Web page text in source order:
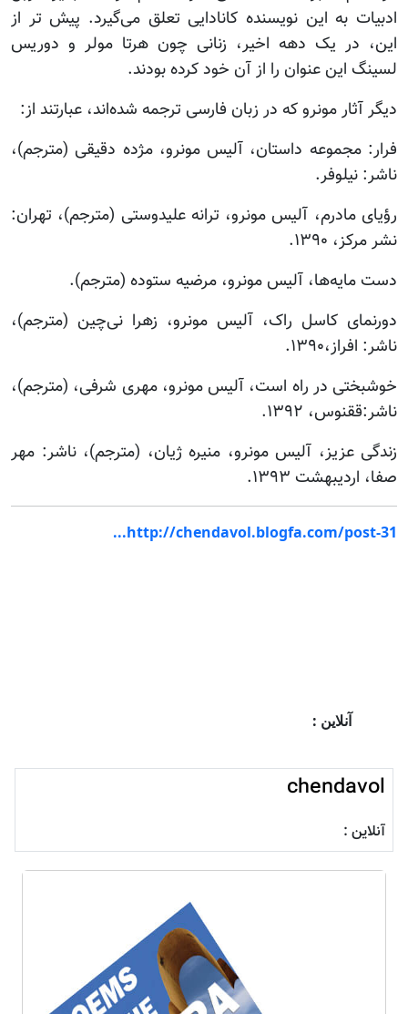
ادبیات به این نویسنده کانادایی تعلق می‌گیرد. پیش تر از
این، در یک دهه اخیر، زنانی چون هرتا مولر و دوریس
لسینگ این عنوان را از آن خود کرده بودند.
دیگر آثار مونرو که در زبان فارسی ترجمه شده‌اند، عبارتند از:
فرار: مجموعه داستان، آلیس مونرو، مژده دقیقی (مترجم)،
ناشر: نیلوفر.
رؤیای مادرم، آلیس مونرو، ترانه علیدوستی (مترجم)، تهران:
نشر مرکز، ۱۳۹۰.
دست مایه‌ها، آلیس مونرو، مرضیه ستوده (مترجم).
دورنمای کاسل راک، آلیس مونرو، زهرا نی‌چین (مترجم)،
ناشر: افراز،۱۳۹۰.
خوشبختی در راه است، آلیس مونرو، مهری شرفی، (مترجم)،
ناشر:ققنوس، ۱۳۹۲.
زندگی عزیز، آلیس مونرو، منیره ژیان، (مترجم)، ناشر: مهر
صفا، اردیبهشت ۱۳۹۳.
آنلاین :
http://chendavol.blogfa.com/post-31...
chendavol
آنلاین :